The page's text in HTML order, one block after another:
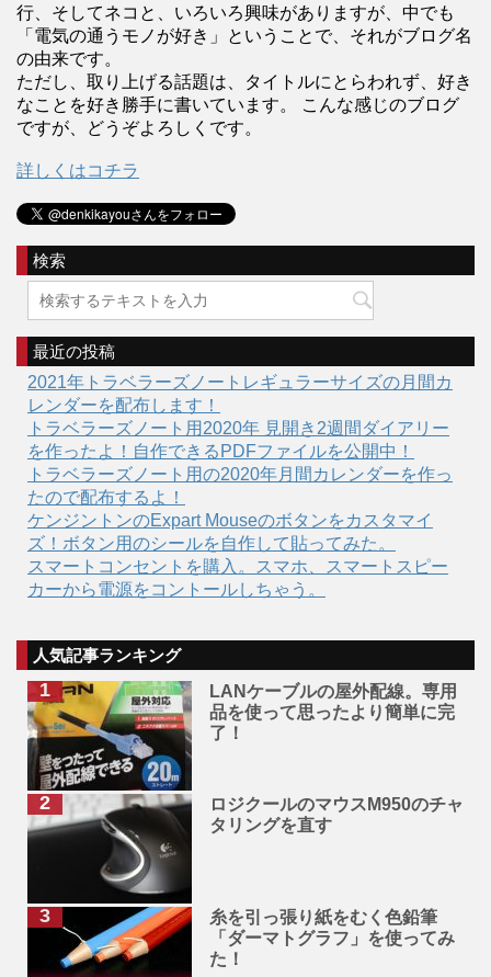
行、そしてネコと、いろいろ興味がありますが、中でも
「電気の通うモノが好き」ということで、それがブログ名
の由来です。
ただし、取り上げる話題は、タイトルにとらわれず、好き
なことを好き勝手に書いています。 こんな感じのブログ
ですが、どうぞよろしくです。
詳しくはコチラ
検索
最近の投稿
2021年トラベラーズノートレギュラーサイズの月間カ
レンダーを配布します！
トラベラーズノート用2020年 見開き2週間ダイアリー
を作ったよ！自作できるPDFファイルを公開中！
トラベラーズノート用の2020年月間カレンダーを作っ
たので配布するよ！
ケンジントンのExpart Mouseのボタンをカスタマイ
ズ！ボタン用のシールを自作して貼ってみた。
スマートコンセントを購入。スマホ、スマートスピー
カーから電源をコントールしちゃう。
人気記事ランキング
LANケーブルの屋外配線。専用
品を使って思ったより簡単に完
了！
ロジクールのマウスM950のチャ
タリングを直す
糸を引っ張り紙をむく色鉛筆
「ダーマトグラフ」を使ってみ
た！